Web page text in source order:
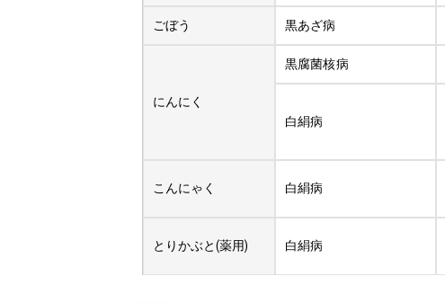
ごぼう 黒あざ病
にんにく
黒腐菌核病
白絹病
こんにゃく 白絹病
とりかぶと(薬用) 白絹病